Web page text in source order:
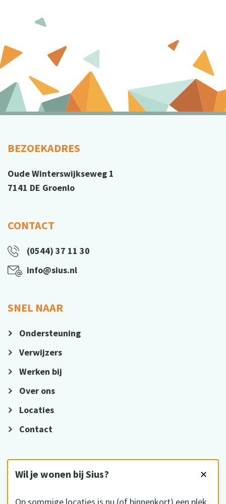
Wil je wonen bij Sius? ✕
BEZOEKADRES
Oude Winterswijkseweg 1
7141 DE Groenlo
CONTACT
(0544) 37 11 30
info@sius.nl
SNEL NAAR
Ondersteuning
Verwijzers
Werken bij
Over ons
Locaties
Contact